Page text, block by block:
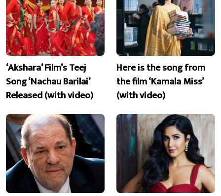
‘Akshara’ Film’s Teej
Song ‘Nachau Barilai’
Released (with video)
Here is the song from
the film ‘Kamala Miss’
(with video)